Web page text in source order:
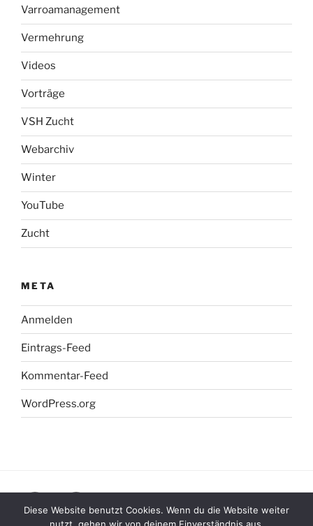
Varroamanagement
Vermehrung
Videos
Vorträge
VSH Zucht
Webarchiv
Winter
YouTube
Zucht
META
Anmelden
Eintrags-Feed
Kommentar-Feed
WordPress.org
Diese Website benutzt Cookies. Wenn du die Website weiter